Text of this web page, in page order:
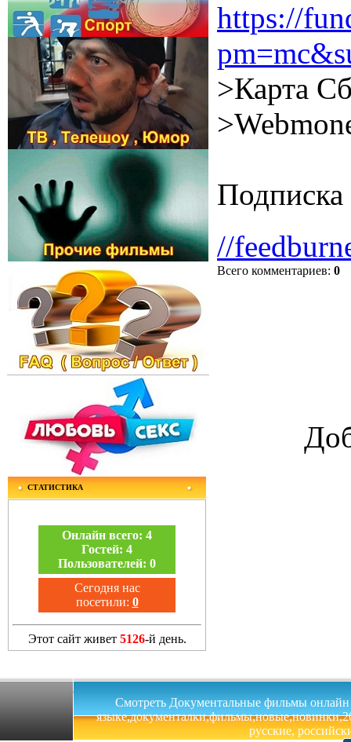
СТАТИСТИКА
Онлайн всего: 4
Гостей: 4
Пользователей: 0
Сегодня нас
посетили: 0
Этот сайт живет 5126-й день.
https://
>Карта
Подписка
//
Всего комментариев: 0
Смотреть Документальные фильмы онлайн
русские,